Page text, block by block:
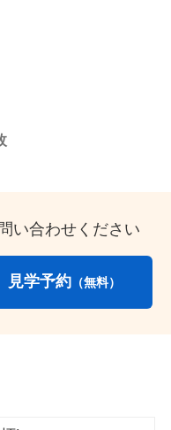
い合わせください
見学予約 （無料）